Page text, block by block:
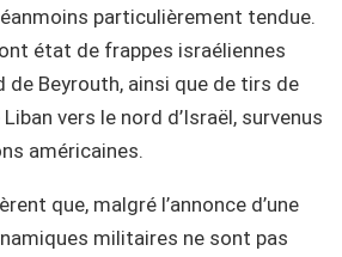
particulièrement tendue.
état de frappes israéliennes
de Beyrouth, ainsi que de tirs de
vers le nord d’Israël, survenus
américaines.
que, malgré l’annonce d’une
militaires ne sont pas